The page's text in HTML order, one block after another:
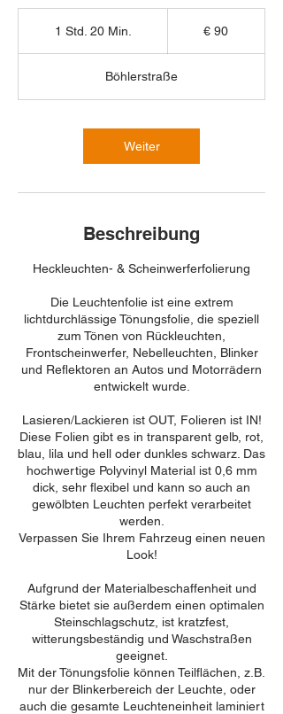
1 Std. 20 Min.
d
2
M
i
n
€ 90
Böhlerstraße
Weiter
Beschreibung
Heckleuchten- & Scheinwerferfolierung
Die Leuchtenfolie ist eine extrem
lichtdurchlässige Tönungsfolie, die speziell
zum Tönen von Rückleuchten,
Frontscheinwerfer, Nebelleuchten, Blinker
und Reflektoren an Autos und Motorrädern
entwickelt wurde.
Lasieren/Lackieren ist OUT, Folieren ist IN!
Diese Folien gibt es in transparent gelb, rot,
blau, lila und hell oder dunkles schwarz. Das
hochwertige Polyvinyl Material ist 0,6 mm
dick, sehr flexibel und kann so auch an
gewölbten Leuchten perfekt verarbeitet
werden.
Verpassen Sie Ihrem Fahrzeug einen neuen
Look!
Aufgrund der Materialbeschaffenheit und
Stärke bietet sie außerdem einen optimalen
Steinschlagschutz, ist kratzfest,
witterungsbeständig und Waschstraßen
geeignet.
Mit der Tönungsfolie können Teilflächen, z.B.
nur der Blinkerbereich der Leuchte, oder
auch die gesamte Leuchteneinheit laminiert